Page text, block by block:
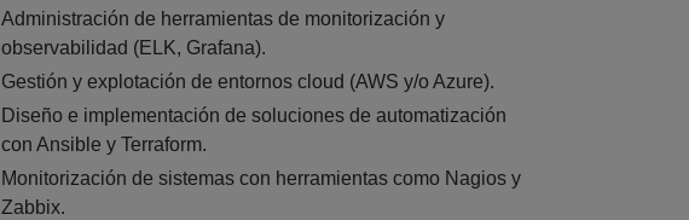
Administración de herramientas de monitorización y
observabilidad (ELK, Grafana).
Gestión y explotación de entornos cloud (AWS y/o Azure).
Diseño e implementación de soluciones de automatización
con Ansible y Terraform.
Monitorización de sistemas con herramientas como Nagios y
Zabbix.